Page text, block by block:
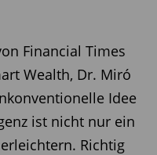
für unsere
die deutlichen
startet mit
Research.
Financial Times
Wealth, Dr. Miró
Idee
ist nicht nur ein
Richtig